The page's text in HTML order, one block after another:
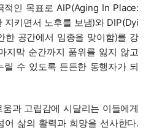
적인 목표로 AIP(Aging In Place:
지키면서 노후를 보냄)와 DIP(Dyi
한 공간에서 임종을 맞이함)를 강
지막 순간까지 품위를 잃지 않고
수 있도록 든든한 동행자가 되
과 고립감에 시달리는 이들에게
어 삶의 활력과 희망을 선사한다.